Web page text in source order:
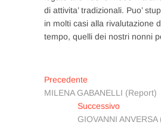
di attivita’ tradizionali. Puo’
in molti casi alla rivalutazione
tempo, quelli dei nostri nonni
Navigazione
articoli
Precedente
precedente:
MILENA GABANELLI (Report)
SuccessivoArticolo
GIOVANNI